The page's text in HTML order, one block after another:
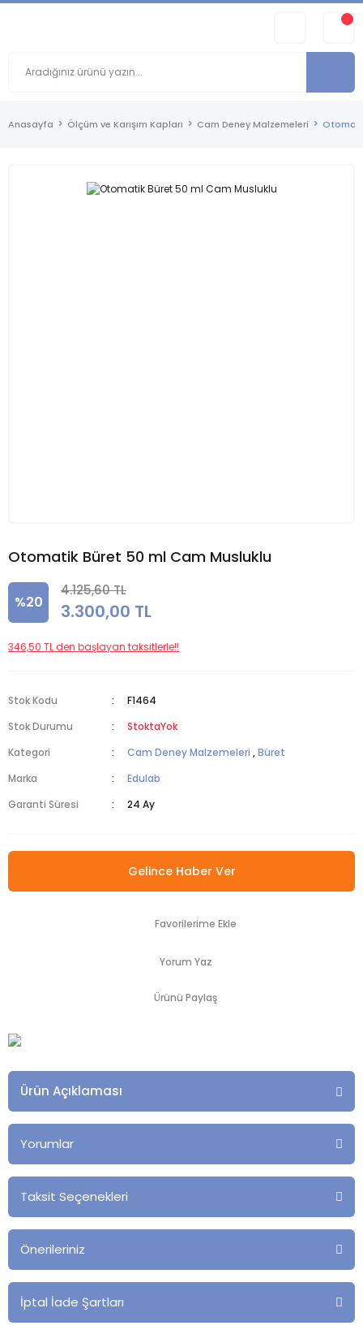
Anasayfa Ölçüm ve Karışım Kapları Cam Deney Malzemeleri
Otomatik Büret 50 ml Cam Musluklu
%20
4.125,60 TL
3.300,00 TL
346,50 TL den başlayan taksitlerle!!
Stok Kodu
F1464
Stok Durumu
StoktaYok
Kategori
Cam Deney Malzemeleri ,Büret
Marka
Edulab
Garanti Süresi
24 Ay
Gelince Haber Ver
Yorum Yaz
Ürünü Paylaş
Ürün Açıklaması
Yorumlar
Taksit Seçenekleri
Önerileriniz
İptal İade Şartları